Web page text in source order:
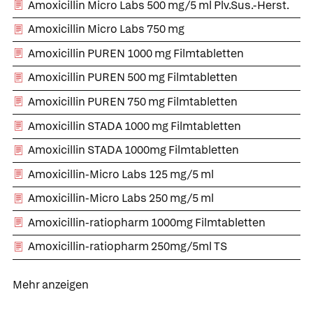
Amoxicillin Micro Labs 500 mg/5 ml Plv.Sus.-Herst.
Amoxicillin Micro Labs 750 mg
Amoxicillin PUREN 1000 mg Filmtabletten
Amoxicillin PUREN 500 mg Filmtabletten
Amoxicillin PUREN 750 mg Filmtabletten
Amoxicillin STADA 1000 mg Filmtabletten
Amoxicillin STADA 1000mg Filmtabletten
Amoxicillin-Micro Labs 125 mg/5 ml
Amoxicillin-Micro Labs 250 mg/5 ml
Amoxicillin-ratiopharm 1000mg Filmtabletten
Amoxicillin-ratiopharm 250mg/5ml TS
Mehr anzeigen